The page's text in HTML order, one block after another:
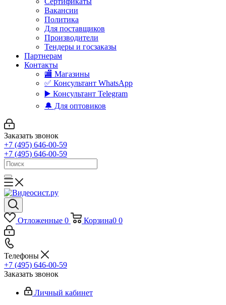
Вакансии
Политика
Для поставщиков
Производители
Тендеры и госзаказы
Партнерам
Контакты
🏬 Магазины
✅️ Консультант WhatsApp
▶️ Консультант Telegram
🔔 Для оптовиков
Заказать звонок
+7 (495) 646-00-59
+7 (495) 646-00-59
Отложенные 0 Корзина0 0
Телефоны
+7 (495) 646-00-59
Заказать звонок
Личный кабинет